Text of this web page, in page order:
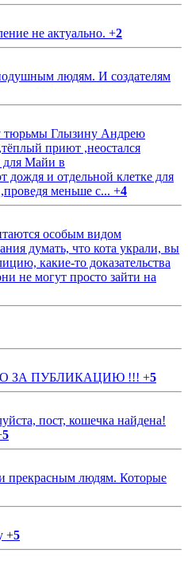
не актуально. +2
людям. И создателям
тюрьмы Глызину Андрею
приют ,неостался
для Майи в
дождя и отдельной клетке для
меньше с... +4
особым видом
думать, что кота украли, вы
какие-то доказательства
не могут просто зайти на
ЗА ПУБЛИКАЦИЮ !!! +5
пост, кошечка найдена!
5
прекрасным людям. Которые
+5